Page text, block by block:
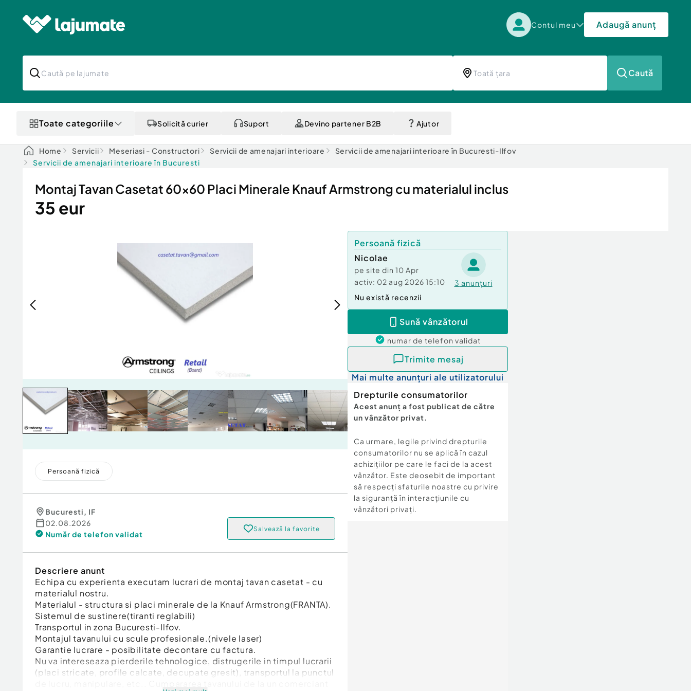
Contul meu Adaugă anunț
Caută
Toate categoriile Solicită curier Suport Devino partener B2B Ajutor
Home Servicii Meseriasi - Constructori Servicii de amenajari interioare
Servicii de amenajari interioare în Bucuresti-Ilfov
Servicii de amenajari interioare în Bucuresti
Montaj Tavan Casetat 60x60 Placi Minerale Knauf Armstrong cu materialul inclus
35 eur
Persoană fizică
Bucuresti, IF
02.08.2026
Număr de telefon validat
Salvează la favorite
Descriere anunt
Echipa cu experienta executam lucrari de montaj tavan casetat - cu
materialul nostru.
Materialul - structura si placi minerale de la Knauf Armstrong(FRANTA).
Sistemul de sustinere(tiranti reglabili)
Transportul in zona Bucuresti-Ilfov.
Montajul tavanului cu scule profesionale.(nivele laser)
Garantie lucrare - posibilitate decontare cu factura.
Nu va intereseaza pierderile tehnologice, distrugerile in timpul lucrarii
(placi stricate, profile calcate, decupate gresit), transportul la punctul
Persoană fizică
Nicolae
pe site din 10 Apr
activ: 02 aug 2026 15:10 3 anunțuri
Nu există recenzii
Sună vânzătorul
numar de telefon validat
Trimite mesaj
Mai multe anunțuri ale utilizatorului
Drepturile consumatorilor
Acest anunț a fost publicat de către
un vânzător privat.
Ca urmare, legile privind drepturile
consumatorilor nu se aplică în cazul
achizițiilor pe care le faci de la acest
vânzător. Este deosebit de important
să respecți sfaturile noastre cu privire
la siguranță în interacțiunile cu
vânzători privați.